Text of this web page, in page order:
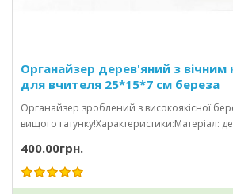
Органайзер дерев'яний з
для вчителя 25*15*7 см береза
Органайзер зроблений з високоякісної
вищого гатунку!Характеристики:Матеріал:
400.00грн.